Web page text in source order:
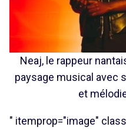
Neaj, le rappeur
paysage musical avec
et
" itemprop="image"